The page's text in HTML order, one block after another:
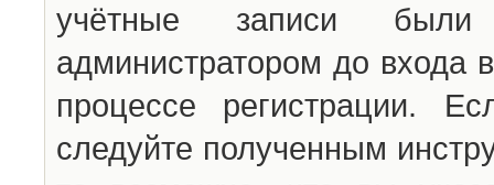
учётные записи были
администратором до входа
процессе регистрации.
следуйте полученным